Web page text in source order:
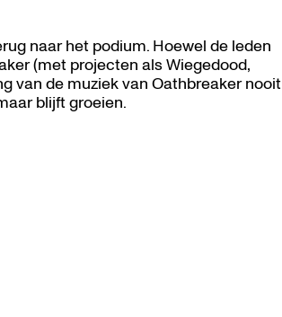
naar het podium. Hoewel de leden
(met projecten als Wiegedood,
van de muziek van Oathbreaker nooit
blijft groeien.